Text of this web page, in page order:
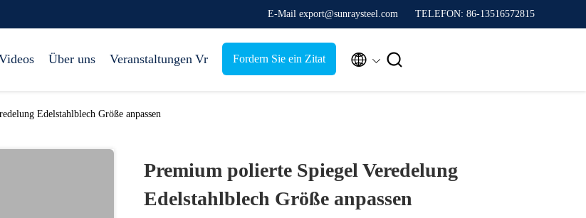
E-Mail export@sunraysteel.com TELEFON: 86-13516572815
Über uns Veranstaltungen Vr Fordern Sie ein Zitat  
Edelstahlblech Größe anpassen
Premium polierte Spiegel Veredelung
Edelstahlblech Größe anpassen